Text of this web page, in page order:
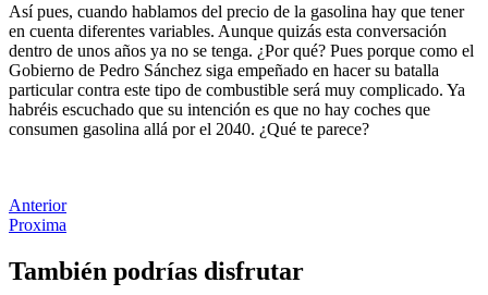
Así pues, cuando hablamos del precio de la gasolina hay que tener
en cuenta diferentes variables. Aunque quizás esta conversación
dentro de unos años ya no se tenga. ¿Por qué? Pues porque como el
Gobierno de Pedro Sánchez siga empeñado en hacer su batalla
particular contra este tipo de combustible será muy complicado. Ya
habréis escuchado que su intención es que no hay coches que
consumen gasolina allá por el 2040. ¿Qué te parece?
Anterior
Proxima
También podrías disfrutar